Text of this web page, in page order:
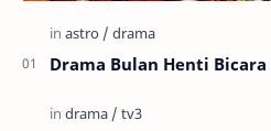
Drama Bulan Henti Bicara